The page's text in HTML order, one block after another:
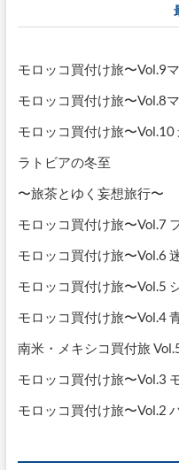
を
ね
る
旅〜
vol.10
リ
ア
ア
モロッコ買付け旅〜Vol.9
モロッコ買付け旅〜Vol.8
モロッコ買付け旅〜
ラトビアの冬至
〜旅茶とゆく妄想旅行
モロッコ買付け旅〜Vol.7
モロッコ買付け旅〜Vol.6
モロッコ買付け旅〜Vol.5
モロッコ買付け旅〜Vol.4
南米・メキシコ買付旅
モロッコ買付け旅〜Vol.3
モロッコ買付け旅〜Vol.2